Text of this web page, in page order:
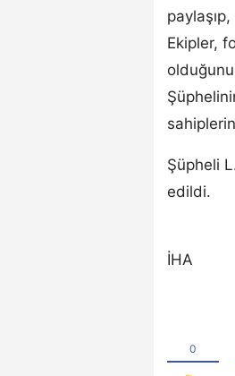
Ekipler,
Şüpheli
edildi.
İHA